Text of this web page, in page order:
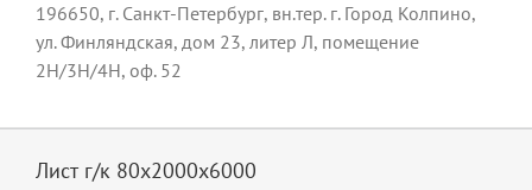
196650, г. Санкт-Петербург, вн.тер. г. Город Колпино,
ул. Финляндская, дом 23, литер Л, помещение
2Н/3Н/4Н, оф. 52
Лист г/к 80х2000х6000